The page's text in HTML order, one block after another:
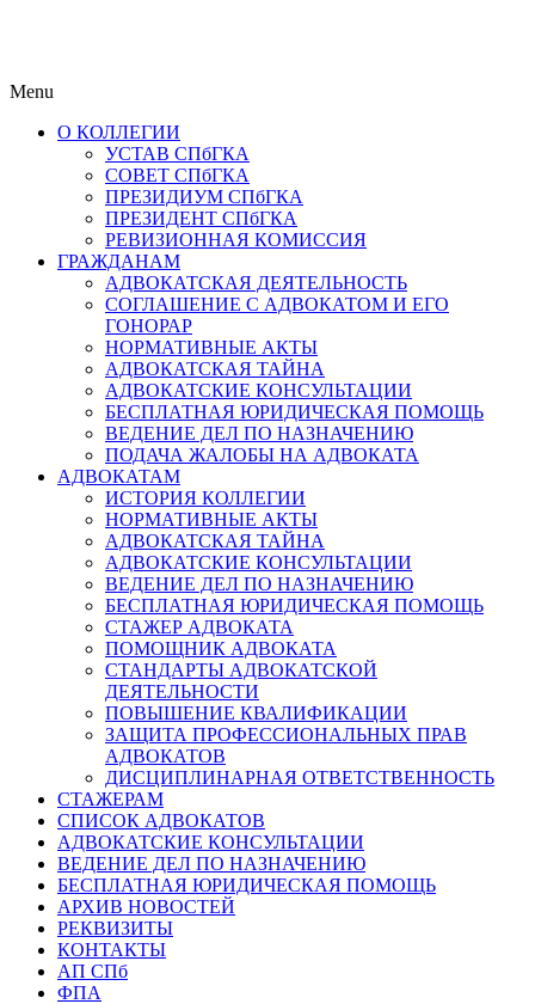
Menu
О КОЛЛЕГИИ
УСТАВ СПбГКА
СОВЕТ СПбГКА
ПРЕЗИДИУМ СПбГКА
ПРЕЗИДЕНТ СПбГКА
РЕВИЗИОННАЯ КОМИССИЯ
ГРАЖДАНАМ
АДВОКАТСКАЯ ДЕЯТЕЛЬНОСТЬ
СОГЛАШЕНИЕ С АДВОКАТОМ И ЕГО
ГОНОРАР
НОРМАТИВНЫЕ АКТЫ
АДВОКАТСКАЯ ТАЙНА
АДВОКАТСКИЕ КОНСУЛЬТАЦИИ
БЕСПЛАТНАЯ ЮРИДИЧЕСКАЯ ПОМОЩЬ
ВЕДЕНИЕ ДЕЛ ПО НАЗНАЧЕНИЮ
ПОДАЧА ЖАЛОБЫ НА АДВОКАТА
АДВОКАТАМ
ИСТОРИЯ КОЛЛЕГИИ
НОРМАТИВНЫЕ АКТЫ
АДВОКАТСКАЯ ТАЙНА
АДВОКАТСКИЕ КОНСУЛЬТАЦИИ
ВЕДЕНИЕ ДЕЛ ПО НАЗНАЧЕНИЮ
БЕСПЛАТНАЯ ЮРИДИЧЕСКАЯ ПОМОЩЬ
СТАЖЕР АДВОКАТА
ПОМОЩНИК АДВОКАТА
СТАНДАРТЫ АДВОКАТСКОЙ
ДЕЯТЕЛЬНОСТИ
ПОВЫШЕНИЕ КВАЛИФИКАЦИИ
ЗАЩИТА ПРОФЕССИОНАЛЬНЫХ ПРАВ
АДВОКАТОВ
ДИСЦИПЛИНАРНАЯ ОТВЕТСТВЕННОСТЬ
СТАЖЕРАМ
СПИСОК АДВОКАТОВ
АДВОКАТСКИЕ КОНСУЛЬТАЦИИ
ВЕДЕНИЕ ДЕЛ ПО НАЗНАЧЕНИЮ
БЕСПЛАТНАЯ ЮРИДИЧЕСКАЯ ПОМОЩЬ
АРХИВ НОВОСТЕЙ
РЕКВИЗИТЫ
КОНТАКТЫ
АП СПб
ФПА